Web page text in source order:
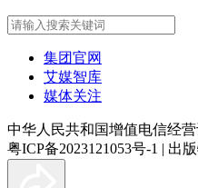
集团官网
艾媒智库
媒体关注
中华人民共和国增值电信经
粤ICP备2023121053号-1 | 出